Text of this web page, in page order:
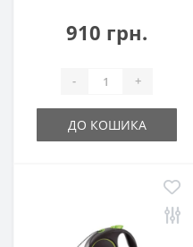
910 грн.
- +
ДО КОШИКА